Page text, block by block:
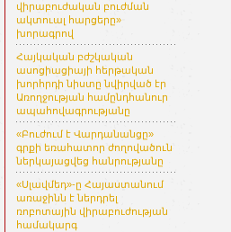
վիրաբուժական բուժման
ակտուալ հարցերը»
խորագրով
Հայկական բժշկական
ասոցիացիայի հերթական
խորհրդի նիստը նվիրված էր
Առողջության համընդհանուր
ապահովագրությանը
«Բուժում է Վարդանանցը»
գրքի եռահատոր ժողովածուն
ներկայացվեց հանրությանը
«Սլավմեդ»-ը Հայաստանում
առաջինն է ներդրել
ռոբոտային վիրաբուժության
համակարգ